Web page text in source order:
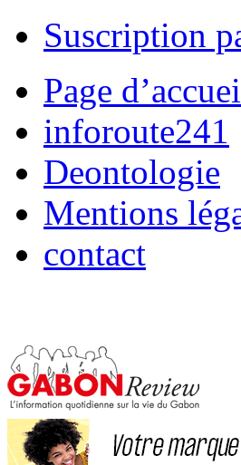
Suscription
Page
inforoute241
Deontologie
Mentions
contact